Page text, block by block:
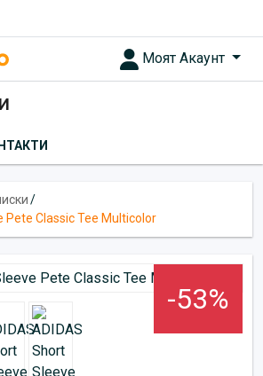
Моят Акаунт
/
Pete Classic Tee Multicolor
-53%